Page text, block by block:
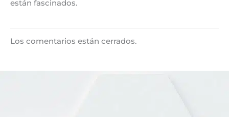
están fascinados.
Los comentarios están cerrados.